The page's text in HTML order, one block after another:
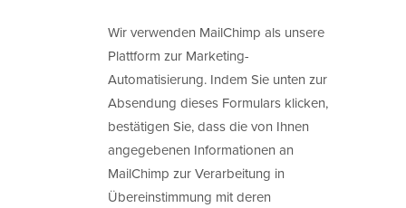
Wir verwenden MailChimp als unsere
Plattform zur Marketing-
Automatisierung. Indem Sie unten zur
Absendung dieses Formulars klicken,
bestätigen Sie, dass die von Ihnen
angegebenen Informationen an
MailChimp zur Verarbeitung in
Übereinstimmung mit deren